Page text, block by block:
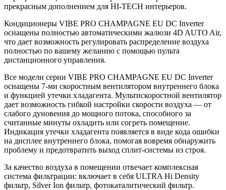
прекрасным дополнением для HI-TECH интерьеров.
Кондиционеры VIBE PRO CHAMPAGNE EU DC Inverter
оснащены полностью автоматическими жалюзи 4D AUTO Air,
что дает возможность регулировать распределение воздуха
полностью по вашему желанию с помощью пульта
дистанционного управления.
Все модели серии VIBE PRO CHAMPAGNE EU DC Inverter
оснащены 7-ми скоростным вентилятором внутреннего блока
и функцией утечки хладагента. Мультискоростной вентилятор
дает возможность гибкой настройки скорости воздуха — от
слабого дуновения до мощного потока, способного за
считанные минуты охладить или согреть помещение.
Индикация утечки хладагента появляется в виде кода ошибки
на дисплее внутреннего блока, помогая вовремя обнаружить
проблему и предотвратить выход сплит-системы из строя.
За качество воздуха в помещении отвечает комплексная
система фильтрации: включает в себя ULTRA Hi Density
фильтр, Silver Ion фильтр, фотокаталитический фильтр.